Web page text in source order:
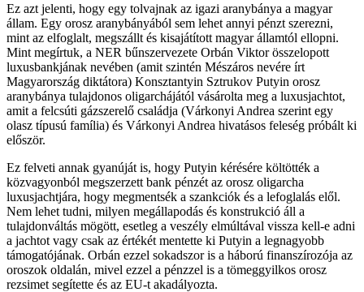
Ez azt jelenti, hogy egy tolvajnak az igazi aranybánya a magyar
állam. Egy orosz aranybányából sem lehet annyi pénzt szerezni,
mint az elfoglalt, megszállt és kisajátított magyar államtól ellopni.
Mint megírtuk, a NER bűnszervezete Orbán Viktor összelopott
luxusbankjának nevében (amit szintén Mészáros nevére írt
Magyarország diktátora) Konsztantyin Sztrukov Putyin orosz
aranybánya tulajdonos oligarchájától vásárolta meg a luxusjachtot,
amit a felcsúti gázszerelő családja (Várkonyi Andrea szerint egy
olasz típusú família) és Várkonyi Andrea hivatásos feleség próbált ki
először.
Ez felveti annak gyanúját is, hogy Putyin kérésére költötték a
közvagyonból megszerzett bank pénzét az orosz oligarcha
luxusjachtjára, hogy megmentsék a szankciók és a lefoglalás elől.
Nem lehet tudni, milyen megállapodás és konstrukció áll a
tulajdonváltás mögött, esetleg a veszély elmúltával vissza kell-e adni
a jachtot vagy csak az értékét mentette ki Putyin a legnagyobb
támogatójának. Orbán ezzel sokadszor is a háború finanszírozója az
oroszok oldalán, mivel ezzel a pénzzel is a tömeggyilkos orosz
rezsimet segítette és az EU-t akadályozta.